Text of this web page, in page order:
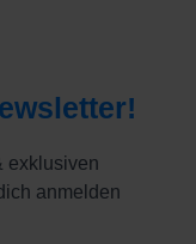
exklusiven
anmelden